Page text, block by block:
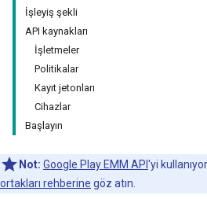
İşleyiş şekli
API kaynakları
İşletmeler
Politikalar
Kayıt jetonları
Cihazlar
Başlayın
Not: Google Play EMM API 'yi
ortakları rehberine göz atın.